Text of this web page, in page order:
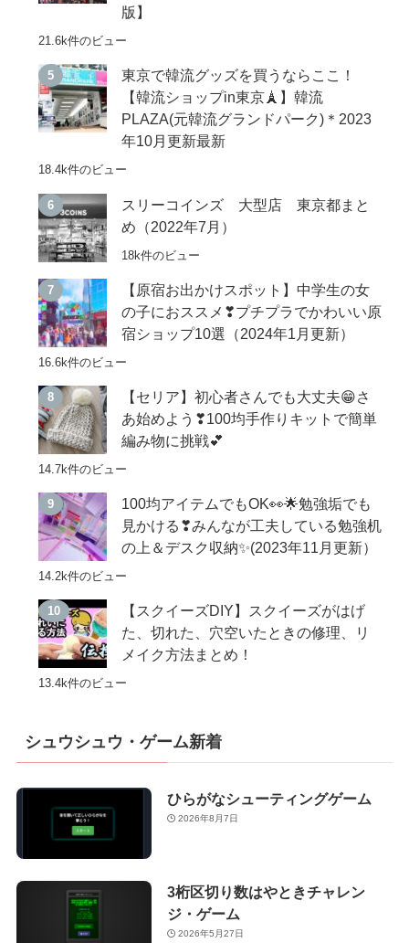
版】
21.6k件のビュー
東京で韓流グッズを買うならここ！
【韓流ショップin東京🗼】韓流
PLAZA(元韓流グランドパーク)＊2023
年10月更新最新
18.4k件のビュー
スリーコインズ 大型店 東京都まと
め（2022年7月）
18k件のビュー
【原宿お出かけスポット】中学生の女
の子におススメ❣プチプラでかわいい原
宿ショップ10選（2024年1月更新）
16.6k件のビュー
【セリア】初心者さんでも大丈夫😁さ
あ始めよう❣100均手作りキットで簡単
編み物に挑戦💕
14.7k件のビュー
100均アイテムでもOK👀🌟勉強垢でも
見かける❣みんなが工夫している勉強机
の上＆デスク収納✨(2023年11月更新）
14.2k件のビュー
【スクイーズDIY】スクイーズがはげ
た、切れた、穴空いたときの修理、リ
メイク方法まとめ！
13.4k件のビュー
シュウシュウ・ゲーム新着
ひらがなシューティングゲーム
2026年8月7日
3桁区切り数はやときチャレン
ジ・ゲーム
2026年5月27日